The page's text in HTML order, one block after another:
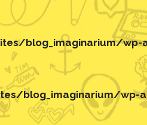
blog_imaginarium/wp-
blog_imaginarium/wp-